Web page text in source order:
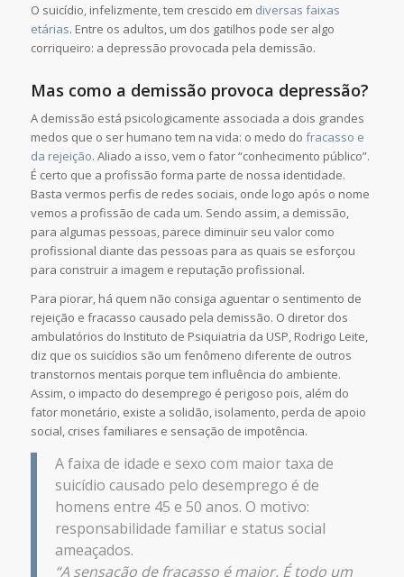
O suicídio, infelizmente, tem crescido em diversas faixas
etárias. Entre os adultos, um dos gatilhos pode ser algo
corriqueiro: a depressão provocada pela demissão.
Mas como a demissão provoca depressão?
A demissão está psicologicamente associada a dois grandes
medos que o ser humano tem na vida: o medo do fracasso e
da rejeição. Aliado a isso, vem o fator “conhecimento público”.
É certo que a profissão forma parte de nossa identidade.
Basta vermos perfis de redes sociais, onde logo após o nome
vemos a profissão de cada um. Sendo assim, a demissão,
para algumas pessoas, parece diminuir seu valor como
profissional diante das pessoas para as quais se esforçou
para construir a imagem e reputação profissional.
Para piorar, há quem não consiga aguentar o sentimento de
rejeição e fracasso causado pela demissão. O diretor dos
ambulatórios do Instituto de Psiquiatria da USP, Rodrigo Leite,
diz que os suicídios são um fenômeno diferente de outros
transtornos mentais porque tem influência do ambiente.
Assim, o impacto do desemprego é perigoso pois, além do
fator monetário, existe a solidão, isolamento, perda de apoio
social, crises familiares e sensação de impotência.
A faixa de idade e sexo com maior taxa de
suicídio causado pelo desemprego é de
homens entre 45 e 50 anos. O motivo:
responsabilidade familiar e status social
ameaçados.
“A sensação de fracasso é maior. É todo um